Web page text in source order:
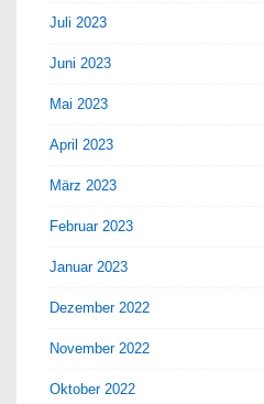
Juli 2023
Juni 2023
Mai 2023
April 2023
März 2023
Februar 2023
Januar 2023
Dezember 2022
November 2022
Oktober 2022